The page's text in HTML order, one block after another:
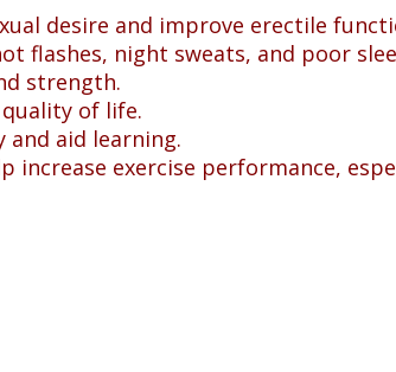
desire and improve erectile
flashes, night sweats, and poor
strength.
of life.
and aid learning.
increase exercise performance,